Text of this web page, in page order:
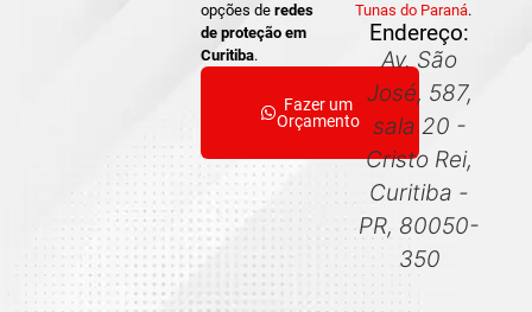
opções deredes
de proteção em
Curitiba.
Fazer um
Orçamento
Tunas do Paraná.
Endereço:
Av. São
José, 587,
sala 20 -
Cristo Rei,
Curitiba -
PR, 80050-
350